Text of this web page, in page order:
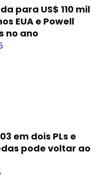
para US$ 110 mil
EUA e Powell
no ano
em dois PLs e
pode voltar ao